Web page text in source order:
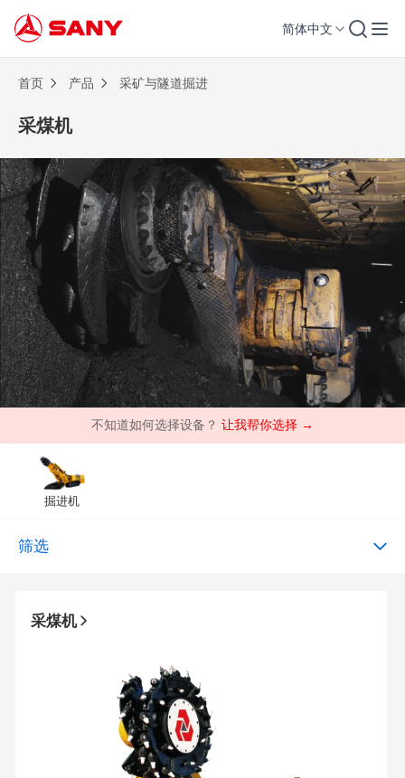
简体中文
采煤机 | 采矿与隧道掘进
首页 产品 采矿与隧道掘进
采煤机
不知道如何选择设备？ 让我帮你选择 →
掘进机
筛选
采煤机